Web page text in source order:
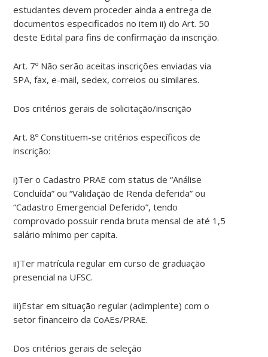
estudantes devem proceder ainda a entrega de
documentos especificados no item ii) do Art. 50
deste Edital para fins de confirmação da inscrição.
Art. 7º Não serão aceitas inscrições enviadas via
SPA, fax, e-mail, sedex, correios ou similares.
Dos critérios gerais de solicitação/inscrição
Art. 8º Constituem-se critérios específicos de
inscrição:
i)Ter o Cadastro PRAE com status de “Análise
Concluída” ou “Validação de Renda deferida” ou
“Cadastro Emergencial Deferido”, tendo
comprovado possuir renda bruta mensal de até 1,5
salário mínimo per capita.
ii)Ter matrícula regular em curso de graduação
presencial na UFSC.
iii)Estar em situação regular (adimplente) com o
setor financeiro da CoAEs/PRAE.
Dos critérios gerais de seleção